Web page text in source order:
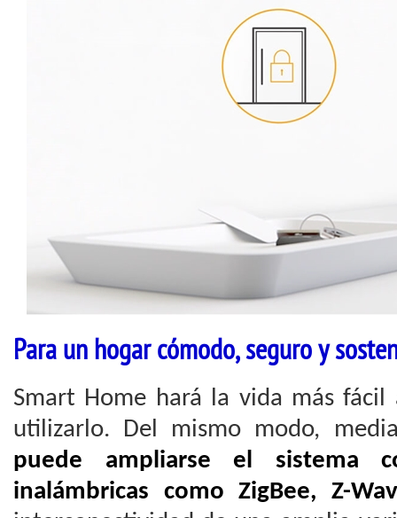
Para un hogar cómodo, seguro y
Smart Home hará la vida más fácil
utilizarlo. Del mismo modo,
puede ampliarse el sistema
inalámbricas como ZigBee, Z-